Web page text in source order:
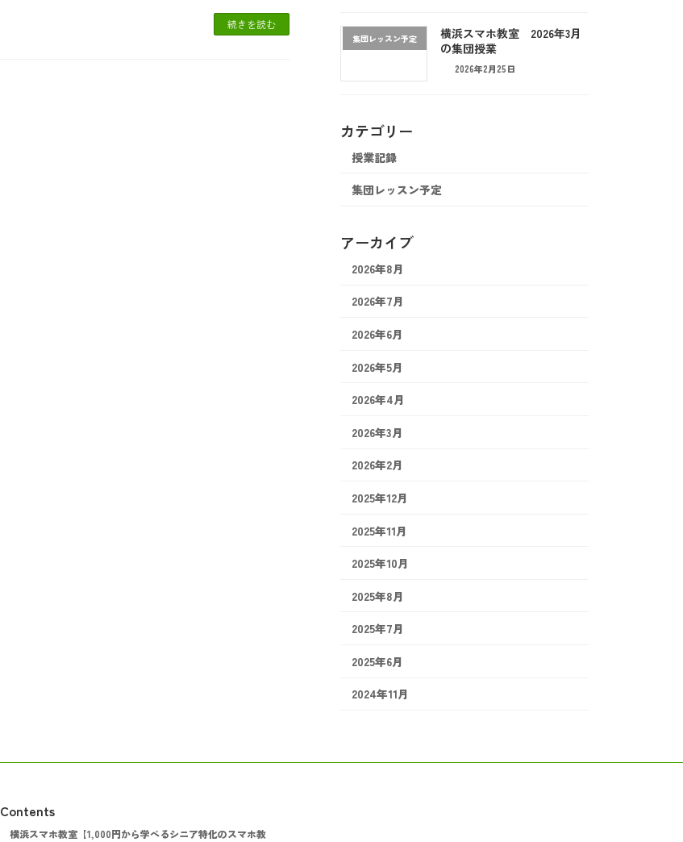
続きを読む
集団レッスン予定
横浜スマホ教室 2026年3月
の集団授業
2026年2月25日
カテゴリー
授業記録
集団レッスン予定
アーカイブ
2026年8月
2026年7月
2026年6月
2026年5月
2026年4月
2026年3月
2026年2月
2025年12月
2025年11月
2025年10月
2025年8月
2025年7月
2025年6月
2024年11月
Contents
横浜スマホ教室【1,000円から学べるシニア特化のスマホ教